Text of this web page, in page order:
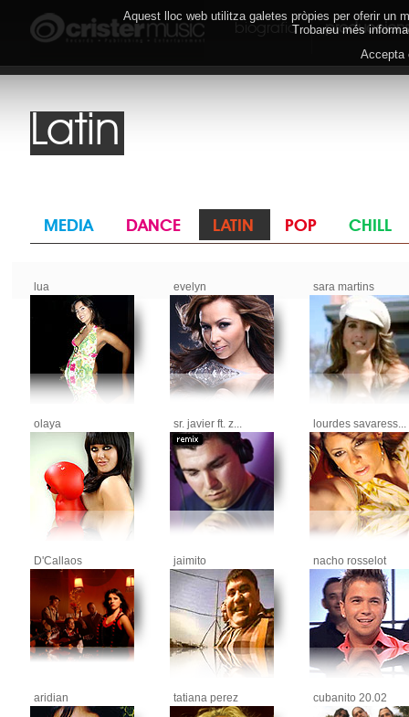
biografia
Latin
lua evelyn sara martins
olaya sr. javier ft. z... lourdes savaress...
D'Callaos jaimito nacho rosselot
aridian tatiana perez cubanito 20.02
Aquest lloc web utilitza galetes pròpies per oferir un
Trobareu més